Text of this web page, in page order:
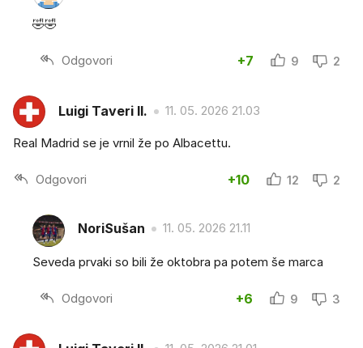
🤣🤣
Odgovori +7 9 2
Luigi Taveri II. 11. 05. 2026 21.03
Real Madrid se je vrnil že po Albacettu.
Odgovori +10 12 2
NoriSušan 11. 05. 2026 21.11
Seveda prvaki so bili že oktobra pa potem še marca
Odgovori +6 9 3